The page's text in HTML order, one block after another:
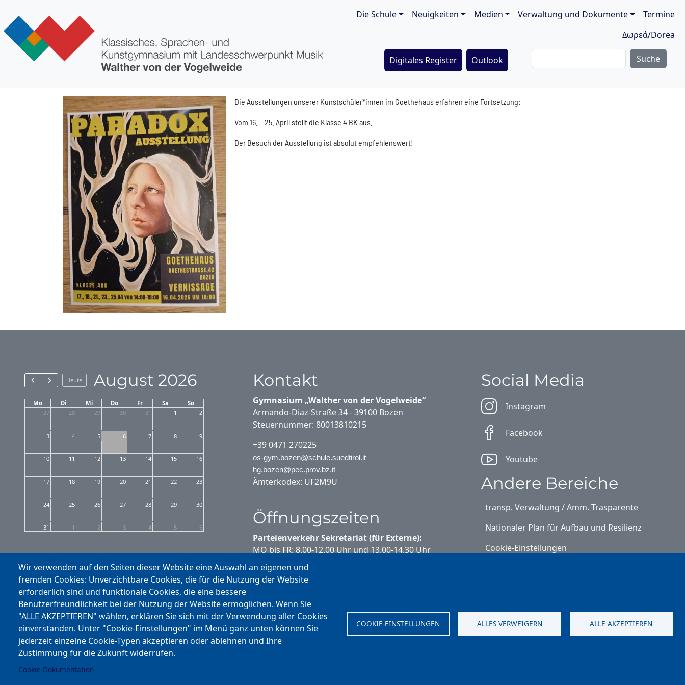
Wir verwenden auf den Seiten dieser Website eine Auswahl an eigenen und
fremden Cookies: Unverzichtbare Cookies, die für die Nutzung der Website
erforderlich sind und funktionale Cookies, die eine bessere
Benutzerfreundlichkeit bei der Nutzung der Website ermöglichen. Wenn Sie
"ALLE AKZEPTIEREN" wählen, erklären Sie sich mit der Verwendung aller Cookies
einverstanden. Unter "Cookie-Einstellungen" im Menü ganz unten können Sie
jederzeit einzelne Cookie-Typen akzeptieren oder ablehnen und Ihre
Zustimmung für die Zukunft widerrufen.
Cookie-Dokumentation
COOKIE-EINSTELLUNGEN ALLES VERWEIGERN ALLE AKZEPTIEREN
Main navigation
Die Schule Neuigkeiten Medien Verwaltung und Dokumente
Termine
Δωρεά/Dorea
Digitales Register Outlook
Bild Die Ausstellungen unserer Kunstschüler*innen im Goethehaus erfahren eine Fortsetzung:
Vom 16. – 25. April stellt die Klasse 4 BK aus.
Der Besuch der Ausstellung ist absolut empfehlenswert!
Heute August 2026
Mo Di Mi Do Fr Sa
So
27
28 29 30 31 1 2
3 4 5 6 7 8 9
10 11 12 13 14 15 16
17 18 19 20 21 22 23
24 25 26 27 28 29 30
31 1 2 3 4 5 6
Kontakt
Gymnasium „Walther von der Vogelweide“
Armando-Diaz-Straße 34 - 39100 Bozen
Steuernummer: 80013810215
+39 0471 270225
os-gym.bozen@schule.suedtirol.it
hg.bozen@pec.prov.bz.it
Ämterkodex: UF2M9U
Öffnungszeiten
Parteienverkehr Sekretariat (für Externe):
MO bis FR: 8.00-12.00 Uhr und 13.00-14.30 Uhr
Parteienverkehr Sekretariat (für
Schülerinnen und Schüler):
MO bis DO: 13.00-14.00 Uhr
Ferienstundenplan:
MO bis FR: 8.00-12.00 Uhr
Social Media
Instagram
Facebook
Youtube
Andere Bereiche
transp. Verwaltung / Amm. Trasparente
Nationaler Plan für Aufbau und Resilienz
Cookie-Einstellungen
⎋ Schulbibliothek
⎋ Sportnews von unserer Schule